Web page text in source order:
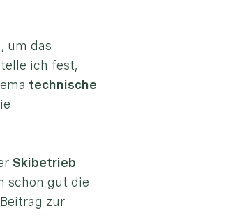
um das
ich fest,
technische
Skibetrieb
schon gut die
zur